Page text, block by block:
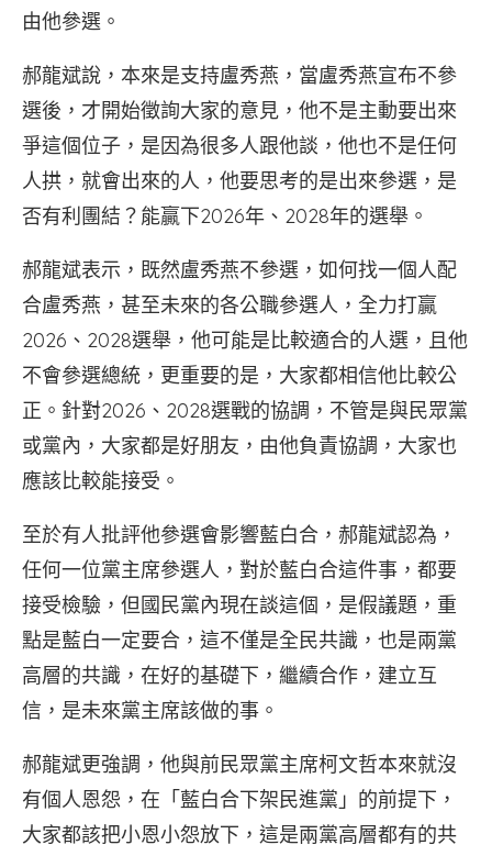
由他參選。
郝龍斌說，本來是支持盧秀燕，當盧秀燕宣布不參
選後，才開始徵詢大家的意見，他不是主動要出來
爭這個位子，是因為很多人跟他談，他也不是任何
人拱，就會出來的人，他要思考的是出來參選，是
否有利團結？能贏下2026年、2028年的選舉。
郝龍斌表示，既然盧秀燕不參選，如何找一個人配
合盧秀燕，甚至未來的各公職參選人，全力打贏
2026、2028選舉，他可能是比較適合的人選，且他
不會參選總統，更重要的是，大家都相信他比較公
正。針對2026、2028選戰的協調，不管是與民眾黨
或黨內，大家都是好朋友，由他負責協調，大家也
應該比較能接受。
至於有人批評他參選會影響藍白合，郝龍斌認為，
任何一位黨主席參選人，對於藍白合這件事，都要
接受檢驗，但國民黨內現在談這個，是假議題，重
點是藍白一定要合，這不僅是全民共識，也是兩黨
高層的共識，在好的基礎下，繼續合作，建立互
信，是未來黨主席該做的事。
郝龍斌更強調，他與前民眾黨主席柯文哲本來就沒
有個人恩怨，在「藍白合下架民進黨」的前提下，
大家都該把小恩小怨放下，這是兩黨高層都有的共